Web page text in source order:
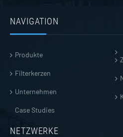
NAVIGATION
Produkte
Filterkerzen
Unternehmen
Case Studies
NETZWERKE